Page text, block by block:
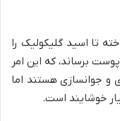
تا اسید گلیکولیک را
برساند، که این امر
و جوانسازی هستند اما
خوشایند است.